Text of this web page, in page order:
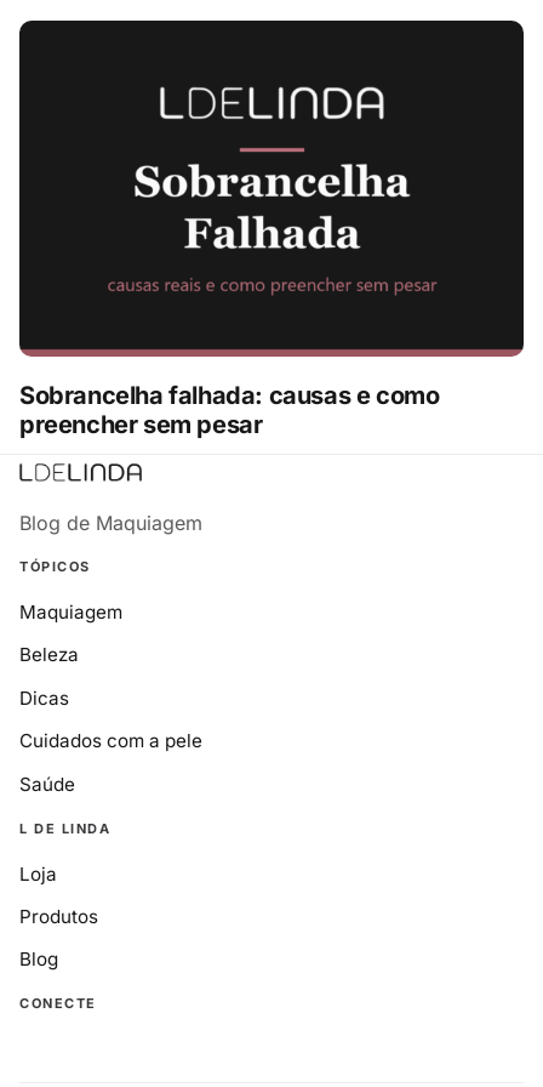
Sobrancelha falhada: causas e como
preencher sem pesar
Blog de Maquiagem
TÓPICOS
Maquiagem
Beleza
Dicas
Cuidados com a pele
Saúde
L DE LINDA
Loja
Produtos
Blog
CONECTE